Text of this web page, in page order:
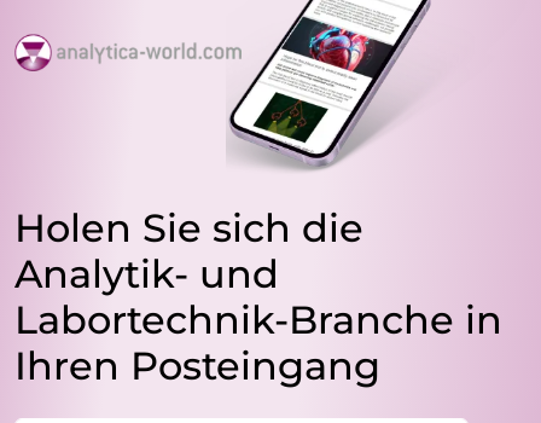
Holen Sie sich die
Analytik- und
Labortechnik-Branche in
Ihren Posteingang